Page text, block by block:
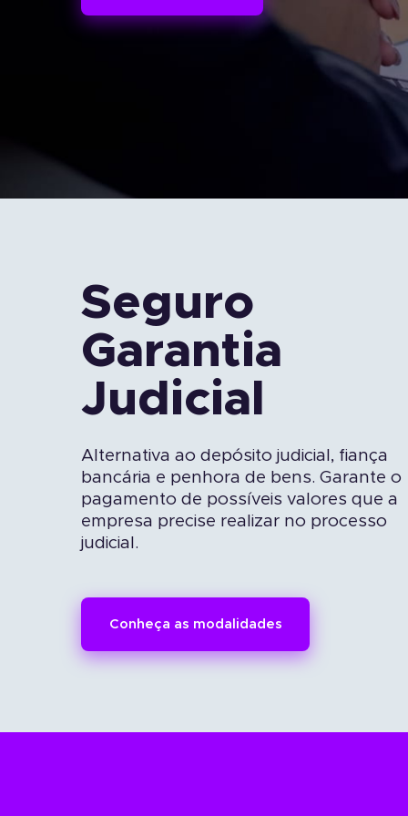
Seguro Garantia
Economia e agilidade para
Seguro
Garantia
Judicial
Alternativa ao depósito judicial, fiança
bancária e penhora de bens. Garante o
pagamento de possíveis valores que a
empresa precise realizar no processo
judicial.
Conheça as modalidades